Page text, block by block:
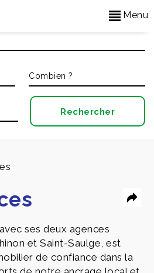
Menu
ses deux agences
et Saint-Saulge, est
de confiance dans la